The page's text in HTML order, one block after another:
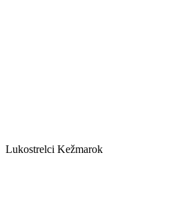
Lukostrelci Kežmarok